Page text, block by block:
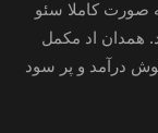
صورت کاملا سئو
همدان اد مکمل
درآمد و پر سود